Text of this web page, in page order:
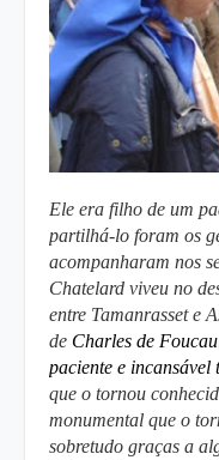
Ele era filho de um
partilhá-lo foram os
acompanharam nos
Chatelard viveu no
entre Tamanrassete
de Charles de
paciente e incansável
que o tornou
monumental que o
sobretudo graças a